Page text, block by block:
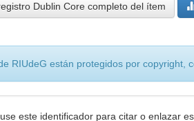
Dublin Core completo del ítem
RIUdeG están protegidos por copyright,
este identificador para citar o enlazar